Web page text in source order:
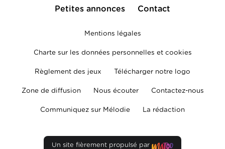
Petites annonces Contact
Mentions légales
Charte sur les données personnelles et cookies
Règlement des jeux Télécharger notre logo
Zone de diffusion Nous écouter Contactez-nous
Communiquez sur Mélodie La rédaction
Un site fièrement propulsé par